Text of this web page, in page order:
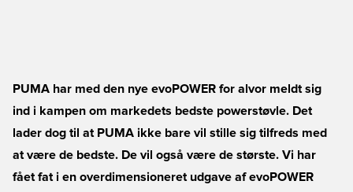
PUMA har med den nye evoPOWER for alvor meldt sig
ind i kampen om markedets bedste powerstøvle. Det
lader dog til at PUMA ikke bare vil stille sig tilfreds med
at være de bedste. De vil også være de største. Vi har
fået fat i en overdimensioneret udgave af evoPOWER